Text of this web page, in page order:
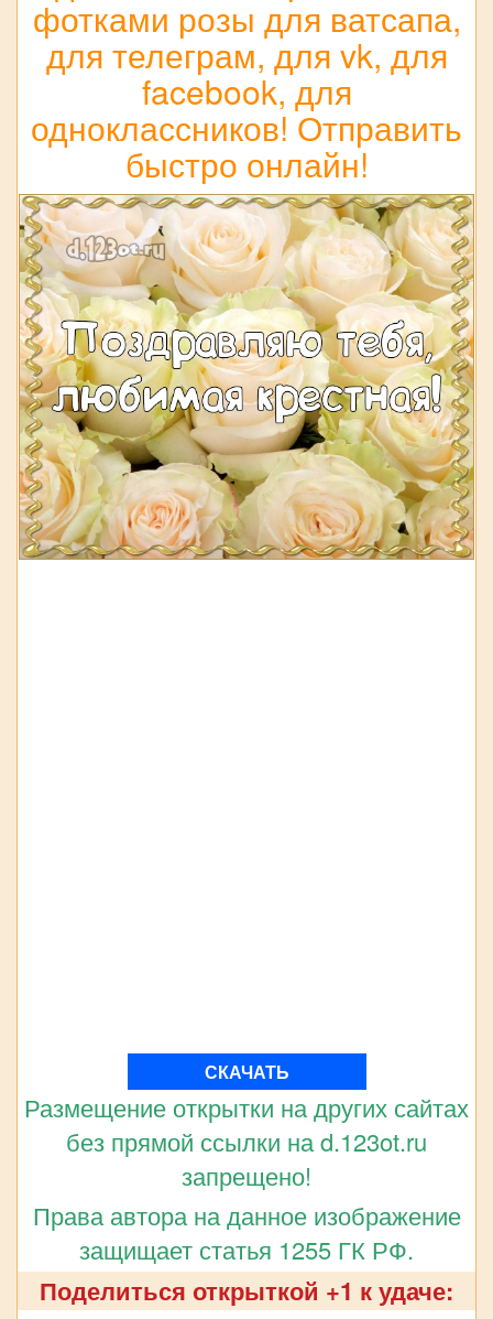
фотками розы для ватсапа,
для телеграм, для vk, для
facebook, для
одноклассников! Отправить
быстро онлайн!
СКАЧАТЬ
Размещение открытки на других сайтах
без прямой ссылки на d.123ot.ru
запрещено!
Права автора на данное изображение
защищает статья 1255 ГК РФ.
Поделиться открыткой +1 к удаче: